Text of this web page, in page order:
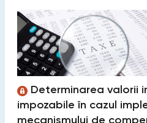
Determinarea valorii
impozabile în cazul
mecanismului de